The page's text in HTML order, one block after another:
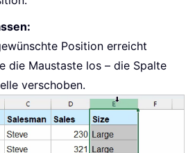
Position erreicht
die Maustaste los – die Spalte
verschoben.